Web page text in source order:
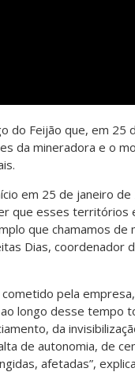
do Feijão que, em 25
da mineradora e o
em 25 de janeiro
que esses territórios
que chamamos de
Dias, coordenador
pela
longo desse tempo
da
de autonomia, de
afetadas”,